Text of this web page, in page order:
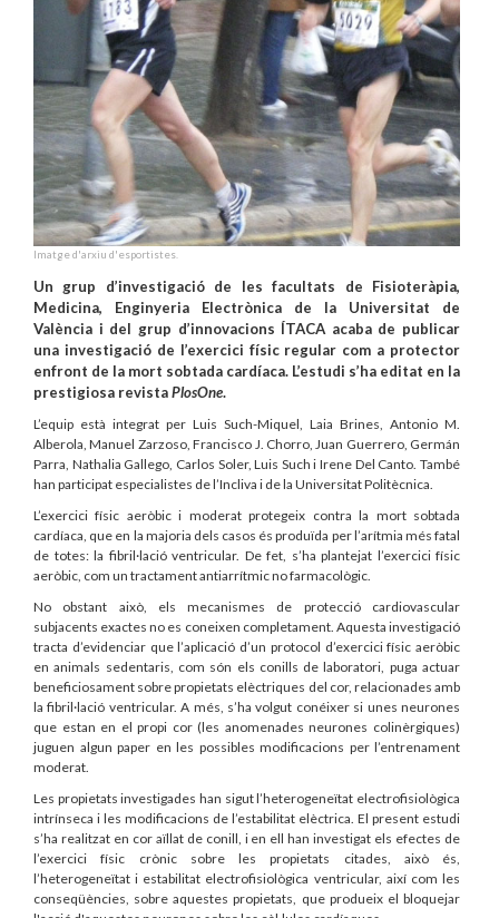
Imatge d'arxiu d'esportistes.
Un grup d’investigació de les facultats de Fisioteràpia,
Medicina, Enginyeria Electrònica de la Universitat de
València i del grup d’innovacions ÍTACA acaba de publicar
una investigació de l’exercici físic regular com a protector
enfront de la mort sobtada cardíaca. L’estudi s’ha editat en la
prestigiosa revistaPlosOne.
L’equip està integrat per Luis Such-Miquel, Laia Brines, Antonio M.
Alberola, Manuel Zarzoso, Francisco J. Chorro, Juan Guerrero, Germán
Parra, Nathalia Gallego, Carlos Soler, Luis Such i Irene Del Canto. També
han participat especialistes de l’Incliva i de la Universitat Politècnica.
L’exercici físic aeròbic i moderat protegeix contra la mort sobtada
cardíaca, que en la majoria dels casos és produïda per l’arítmia més fatal
de totes: la fibril·lació ventricular. De fet, s’ha plantejat l’exercici físic
aeròbic, com un tractament antiarrítmic no farmacològic.
No obstant això, els mecanismes de protecció cardiovascular
subjacents exactes no es coneixen completament. Aquesta investigació
tracta d’evidenciar que l’aplicació d’un protocol d’exercici físic aeròbic
en animals sedentaris, com són els conills de laboratori, puga actuar
beneficiosament sobre propietats elèctriques del cor, relacionades amb
la fibril·lació ventricular. A més, s’ha volgut conéixer si unes neurones
que estan en el propi cor (les anomenades neurones colinèrgiques)
juguen algun paper en les possibles modificacions per l’entrenament
moderat.
Les propietats investigades han sigut l’heterogeneïtat electrofisiològica
intrínseca i les modificacions de l’estabilitat elèctrica. El present estudi
s’ha realitzat en cor aïllat de conill, i en ell han investigat els efectes de
l’exercici físic crònic sobre les propietats citades, això és,
l’heterogeneïtat i estabilitat electrofisiològica ventricular, així com les
conseqüències, sobre aquestes propietats, que produeix el bloquejar